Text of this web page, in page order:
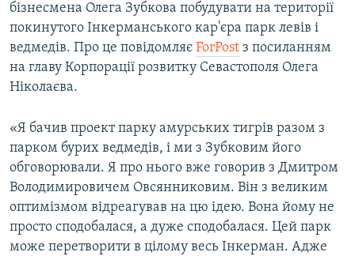
Усі сайти RFE/RL
бізнесмена Олега Зубкова побудувати на території
покинутого Інкерманського кар'єра парк левів і
ведмедів. Про це повідомляє ForPost з посиланням
на главу Корпорації розвитку Севастополя Олега
Ніколаєва.
«Я бачив проект парку амурських тигрів разом з
парком бурих ведмедів, і ми з Зубковим його
обговорювали. Я про нього вже говорив з Дмитром
Володимировичем Овсянниковим. Він з великим
оптимізмом відреагував на цю ідею. Вона йому не
просто сподобалася, а дуже сподобалася. Цей парк
може перетворити в цілому весь Інкерман. Адже